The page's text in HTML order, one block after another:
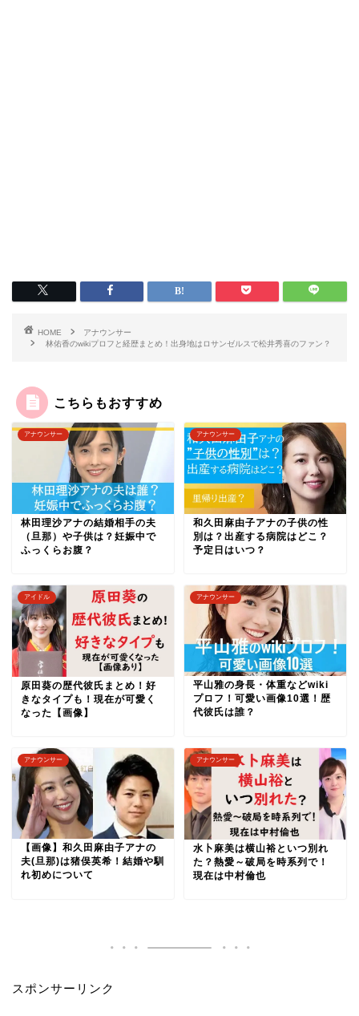
HOME
アナウンサー
林佑香のwikiプロフと経歴まとめ！出身地はロサンゼルスで松井秀喜のファン？
こちらもおすすめ
アナウンサー
林田理沙アナの結婚相手の夫
（旦那）や子供は？妊娠中で
ふっくらお腹？
アナウンサー
和久田麻由子アナの子供の性
別は？出産する病院はどこ？
予定日はいつ？
アイドル
原田葵の歴代彼氏まとめ！好
きなタイプも！現在が可愛く
なった【画像】
アナウンサー
平山雅の身長・体重などwiki
プロフ！可愛い画像10選！歴
代彼氏は誰？
アナウンサー
【画像】和久田麻由子アナの
夫(旦那)は猪俣英希！結婚や馴
れ初めについて
アナウンサー
水卜麻美は横山裕といつ別れ
た？熱愛～破局を時系列で！
現在は中村倫也
スポンサーリンク